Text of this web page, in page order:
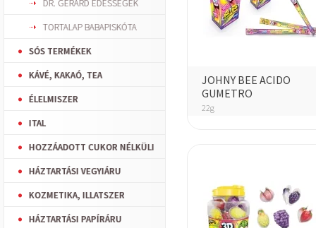
DR. GERARD ÉDESSÉGEK
TORTALAP BABAPISKÓTA
SÓS TERMÉKEK
KÁVÉ, KAKAÓ, TEA
ÉLELMISZER
ITAL
HOZZÁADOTT CUKOR NÉLKÜLI
HÁZTARTÁSI VEGYIÁRU
KOZMETIKA, ILLATSZER
HÁZTARTÁSI PAPÍRÁRU
JOHNY BEE ACIDO
GUMETRO
22g